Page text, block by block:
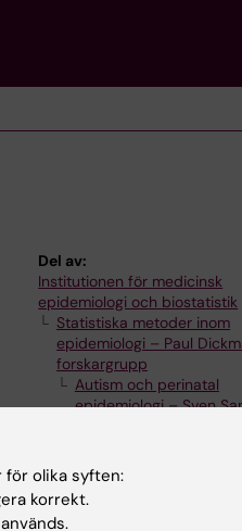
Del av:
Institutionen för medicinsk
epidemiologi och biostatistik
Statistiska metoder inom
epidemiologi – Paul
forskargrupp
Autism och perinatal
epidemiologi – Sven
för olika syften:
korrekt.